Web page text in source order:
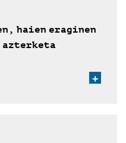
haien eraginen
+